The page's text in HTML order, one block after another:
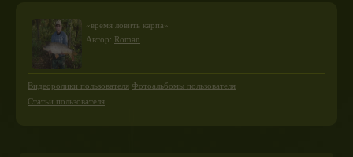
«время ловить карпа»
Автор: Roman
Видеоролики пользователя Фотоальбомы пользователя
Статьи пользователя